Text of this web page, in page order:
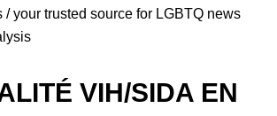
your trusted source for LGBTQ news
VIH/SIDA EN